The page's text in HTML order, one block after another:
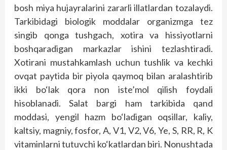
bosh miya hujayralarini zararli illatlardan tozalaydi.
Tarkibidagi biologik moddalar organizmga tez
singib qonga tushgach, xotira va hissiyotlarni
boshqaradigan markazlar ishini tezlashtiradi.
Xotirani mustahkamlash uchun tushlik va kechki
ovqat paytida bir piyola qaymoq bilan aralashtirib
ikki bo‘lak qora non iste’mol qilish foydali
hisoblanadi. Salat bargi ham tarkibida qand
moddasi, yengil hazm bo‘ladigan oqsillar, kaliy,
kaltsiy, magniy, fosfor, A, V1, V2, V6, Ye, S, RR, R, K
vitaminlarni tutuvchi ko‘katlardan biri. Nonushtada